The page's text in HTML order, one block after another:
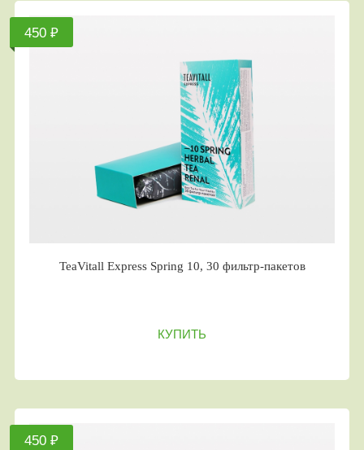
450 ₽
TeaVitall Express Spring 10, 30 фильтр-пакетов
КУПИТЬ
450 ₽